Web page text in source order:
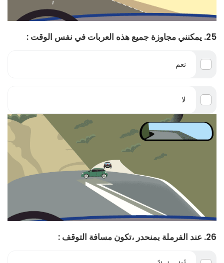
25. يمكنني مجاوزة جميع هذه العربات في نفس الوقت :
نعم
لا
26. عند الفرملة بمنحدر ،تكون مسافة التوقف :